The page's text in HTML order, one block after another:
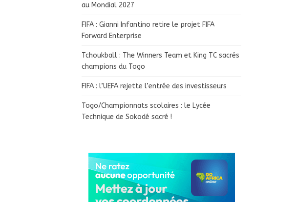
au Mondial 2027
FIFA : Gianni Infantino retire le projet FIFA
Forward Enterprise
Tchoukball : The Winners Team et King TC sacrés
champions du Togo
FIFA : l’UEFA rejette l’entrée des investisseurs
Togo/Championnats scolaires : le Lycée
Technique de Sokodé sacré !